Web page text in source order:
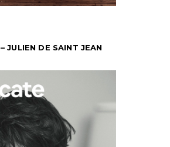
JULIEN DE SAINT JEAN